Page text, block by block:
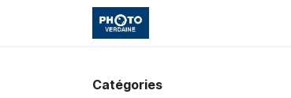
Se rendre au contenu
Catégories